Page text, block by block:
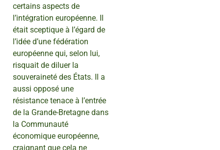
certains aspects de
l’intégration européenne. Il
était sceptique à l’égard de
l’idée d’une fédération
européenne qui, selon lui,
risquait de diluer la
souveraineté des États. Il a
aussi opposé une
résistance tenace à l’entrée
de la Grande-Bretagne dans
la Communauté
économique européenne,
craignant que cela ne